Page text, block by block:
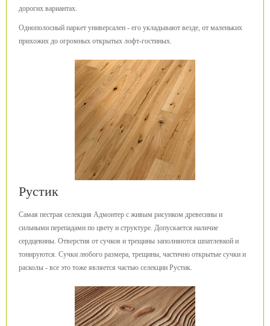
дорогих вариантах.
Однополосный паркет универсален - его укладывают везде, от маленьких
прихожих до огромных открытых лофт-гостиных.
Рустик
Самая пестрая селекция Адмонтер с живым рисунком древесины и
сильными перепадами по цвету и структуре. Допускается наличие
сердцевины. Отверстия от сучков и трещины заполняются шпатлевкой и
тонируются. Сучки любого размера, трещины, частично открытые сучки и
расколы - все это тоже является частью селекции Рустик.